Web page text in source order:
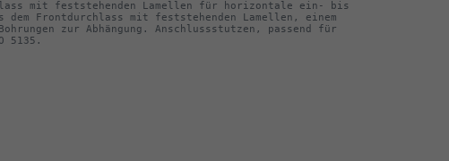
mit feststehenden Lamellen für horizontale ein- bis
Frontdurchlass mit feststehenden Lamellen, einem
zur Abhängung. Anschlussstutzen, passend für
5135.